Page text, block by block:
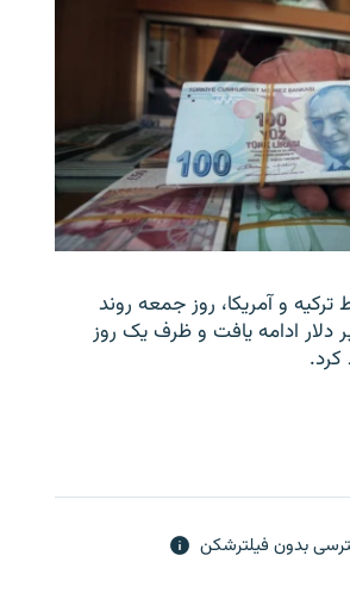
و آمریکا، روز جمعه روند
دلار ادامه یافت و ظرف یک روز
بدون فیلترشکن